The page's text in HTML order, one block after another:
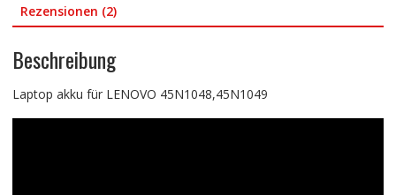
Rezensionen (2)
Beschreibung
Laptop akku für LENOVO 45N1048,45N1049